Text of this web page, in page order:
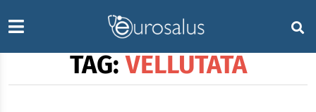
TAG: VELLUTATA